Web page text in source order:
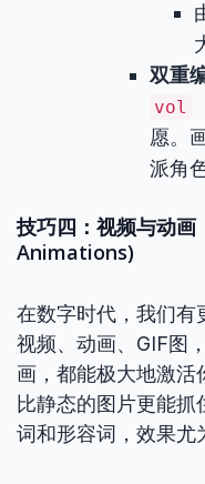
双重
vol
愿。
派角
技巧四：视频与动画
Animations)
在数字时代，我们有
视频、动画、GIF图
画，都能极大地激活
比静态的图片更能
词和形容词，效果尤